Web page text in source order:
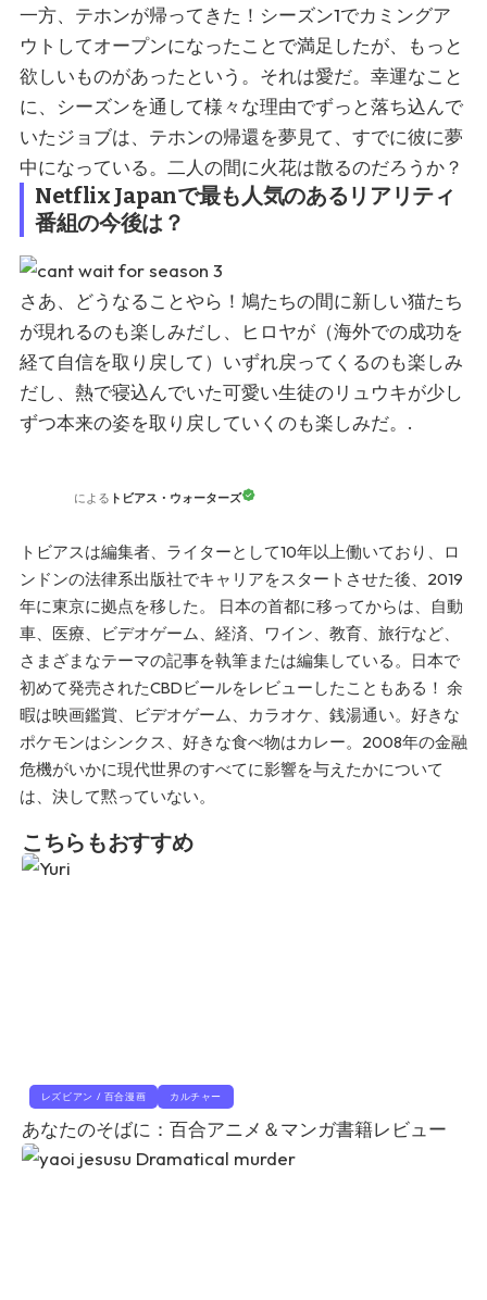
一方、テホンが帰ってきた！シーズン1でカミングア
ウトしてオープンになったことで満足したが、もっと
欲しいものがあったという。それは愛だ。幸運なこと
に、シーズンを通して様々な理由でずっと落ち込んで
いたジョブは、テホンの帰還を夢見て、すでに彼に夢
中になっている。二人の間に火花は散るのだろうか？
Netflix Japanで最も人気のあるリアリティ
番組の今後は？
さあ、どうなることやら！鳩たちの間に新しい猫たち
が現れるのも楽しみだし、ヒロヤが（海外での成功を
経て自信を取り戻して）いずれ戻ってくるのも楽しみ
だし、熱で寝込んでいた可愛い生徒のリュウキが少し
ずつ本来の姿を取り戻していくのも楽しみだ。.
による トビアス・ウォーターズ
トビアスは編集者、ライターとして10年以上働いており、ロ
ンドンの法律系出版社でキャリアをスタートさせた後、2019
年に東京に拠点を移した。 日本の首都に移ってからは、自動
車、医療、ビデオゲーム、経済、ワイン、教育、旅行など、
さまざまなテーマの記事を執筆または編集している。日本で
初めて発売されたCBDビールをレビューしたこともある！ 余
暇は映画鑑賞、ビデオゲーム、カラオケ、銭湯通い。好きな
ポケモンはシンクス、好きな食べ物はカレー。2008年の金融
危機がいかに現代世界のすべてに影響を与えたかについて
は、決して黙っていない。
こちらもおすすめ
レズビアン / 百合漫画 カルチャー
あなたのそばに：百合アニメ＆マンガ書籍レビュー